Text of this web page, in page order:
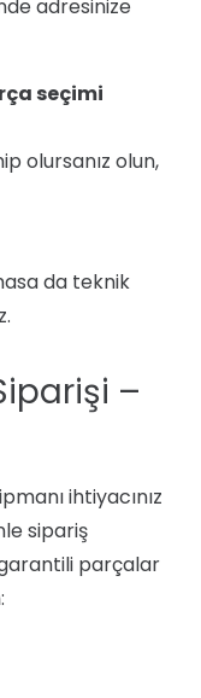
adresinize
seçimi
olursanız olun,
da teknik
–
ihtiyacınız
sipariş
parçalar